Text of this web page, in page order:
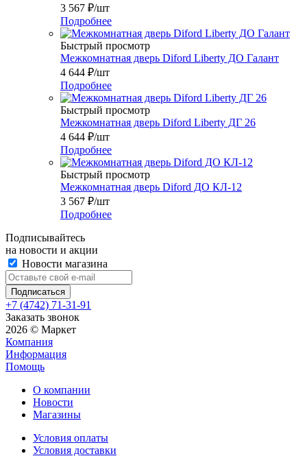
3 567 ₽/шт
Подробнее
Быстрый просмотр
Межкомнатная дверь Diford Liberty ДО Галант
4 644 ₽/шт
Подробнее
Быстрый просмотр
Межкомнатная дверь Diford Liberty ДГ 26
4 644 ₽/шт
Подробнее
Быстрый просмотр
Межкомнатная дверь Diford ДО КЛ-12
3 567 ₽/шт
Подробнее
Подписывайтесь
на новости и акции
Новости магазина
+7 (4742) 71-31-91
Заказать звонок
2026 © Маркет
Компания
Информация
Помощь
О компании
Новости
Магазины
Условия оплаты
Условия доставки